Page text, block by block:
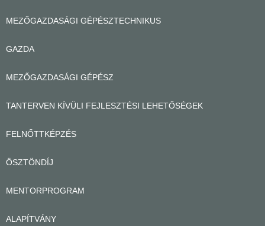
MEZŐGAZDASÁGI GÉPÉSZTECHNIKUS
GAZDA
MEZŐGAZDASÁGI GÉPÉSZ
TANTERVEN KÍVÜLI FEJLESZTÉSI LEHETŐSÉGEK
FELNŐTTKÉPZÉS
ÖSZTÖNDÍJ
MENTORPROGRAM
ALAPÍTVÁNY